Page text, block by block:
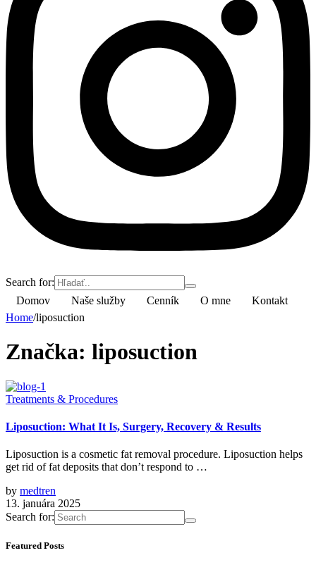
Search for:
Domov
Naše služby Cenník O mne
Kontakt
Home/liposuction
Značka: liposuction
Treatments & Procedures
Liposuction: What It Is, Surgery, Recovery & Results
Liposuction is a cosmetic fat removal procedure. Liposuction helps
get rid of fat deposits that don’t respond to …
by medtren
13. januára 2025
Search for:
Featured Posts